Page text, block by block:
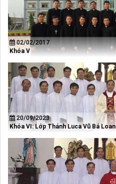
02/02/2017
Khóa V
20/09/2023
Khóa VI: Lớp Thánh Luca Vũ Bá Loan